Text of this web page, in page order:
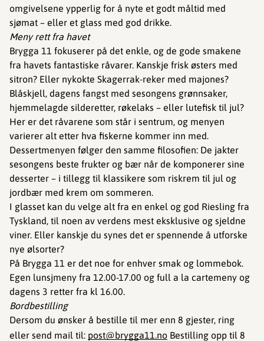
omgivelsene ypperlig for å nyte et godt måltid med
sjømat – eller et glass med god drikke.
Meny rett fra havet
Brygga 11 fokuserer på det enkle, og de gode smakene
fra havets fantastiske råvarer. Kanskje frisk østers med
sitron? Eller nykokte Skagerrak-reker med majones?
Blåskjell, dagens fangst med sesongens grønnsaker,
hjemmelagde silderetter, røkelaks – eller lutefisk til jul?
Her er det råvarene som står i sentrum, og menyen
varierer alt etter hva fiskerne kommer inn med.
Dessertmenyen følger den samme filosofien: De jakter
sesongens beste frukter og bær når de komponerer sine
desserter – i tillegg til klassikere som riskrem til jul og
jordbær med krem om sommeren.
I glasset kan du velge alt fra en enkel og god Riesling fra
Tyskland, til noen av verdens mest eksklusive og sjeldne
viner. Eller kanskje du synes det er spennende å utforske
nye ølsorter?
På Brygga 11 er det noe for enhver smak og lommebok.
Egen lunsjmeny fra 12.00-17.00 og full a la cartemeny og
dagens 3 retter fra kl 16.00.
Bordbestilling
Dersom du ønsker å bestille til mer enn 8 gjester, ring
eller send mail til: post@brygga11.no Bestilling opp til 8